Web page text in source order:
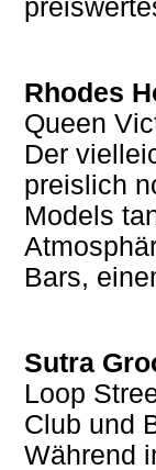
Rhodes
Queen
Der
preislich
Models
Bars,
Sutra
Loop
Club und
Während